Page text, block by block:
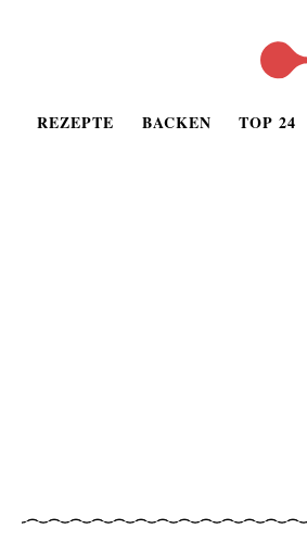
REZEPTE BACKEN TOP 24